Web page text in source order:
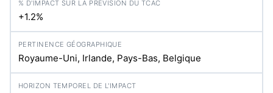
+1.2%
Royaume-Uni, Irlande, Pays-Bas, Belgique